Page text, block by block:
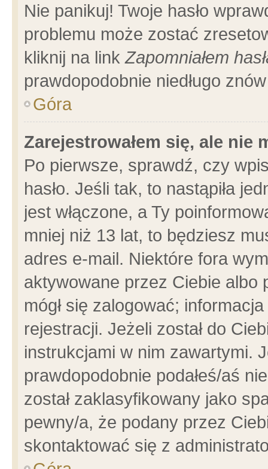
Nie panikuj! Twoje hasło
problemu może zostać
kliknij na linkZapomniałem
prawdopodobnie niedługo
Góra
Zarejestrowałem się, ale nie
Po pierwsze, sprawdź, czy
hasło. Jeśli tak, to nastąpiła
jest włączone, a Ty
mniej niż 13 lat, to będziesz
adres e-mail. Niektóre fora
aktywowane przez Ciebie albo
mógł się zalogować;
rejestracji. Jeżeli został do
instrukcjami w nim zawartymi.
prawdopodobnie podałeś/aś
został zaklasyfikowany jako
pewny/a, że podany przez
skontaktować się z